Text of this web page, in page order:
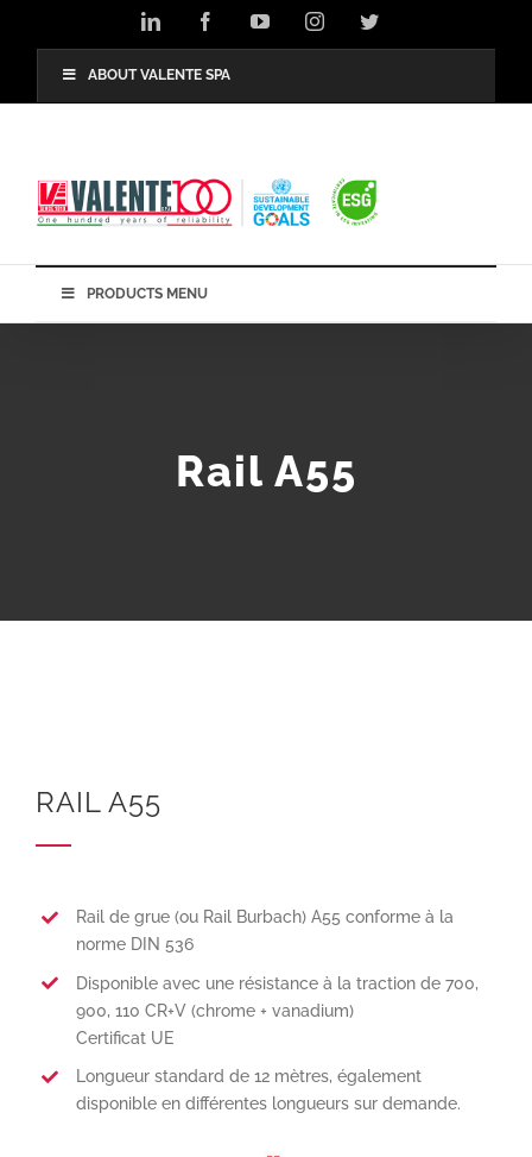
LinkedIn FacebookYouTubeInstagramTwitter
ABOUT VALENTE SPA
PRODUCTS MENU
Rail A55
RAIL A55
Rail de grue (ou Rail Burbach) A55 conforme à la
norme DIN 536
Disponible avec une résistance à la traction de 700,
900, 110 CR+V (chrome + vanadium)
Certificat UE
Longueur standard de 12 mètres, également
disponible en différentes longueurs sur demande.